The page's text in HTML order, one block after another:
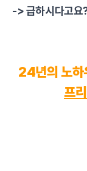
-> 급하시다고
24년의 노하
프